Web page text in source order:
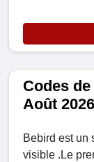
Codes
Août 2026
Bebird est un
visible .Le